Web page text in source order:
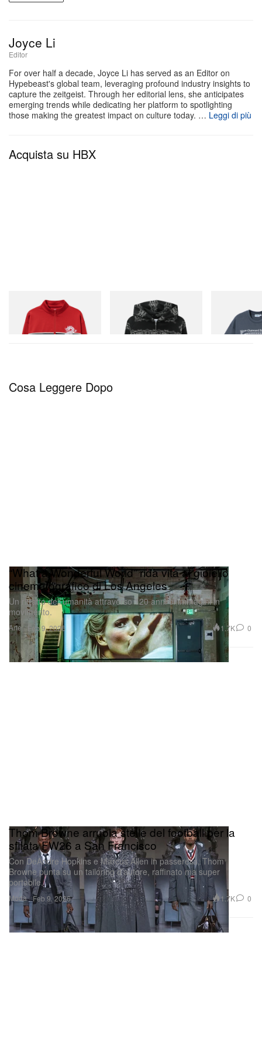
e una profondità uniche al design iconico della
collezione. Il verde vibrante della malachite, con le
sue venature e striature naturali, crea un contrasto
visivo deciso con le linee nette e geometriche della
cassa in oro giallo, trasformando il pezzo in
misurazione del tempo. Questo specifico modello
Joyce Li
Editor
For over half a decade, Joyce Li has served as an Editor on
Hypebeast's global team, leveraging profound industry insights to
capture the zeitgeist. Through her editorial lens, she anticipates
emerging trends while dedicating her platform to spotlighting
those making the greatest impact on culture today. … Leggi di più
Acquista su HBX
Butter Goods
Dragon Tricot Jacket
Acquista ora
Butter Goods
Faded Waffle Zip-Thru Hood
Acquista ora
Outward
Acquista ora
Cosa Leggere Dopo
Arte
“What a Wonderful World” ridà vita al gioiello
cinematografico di Los Angeles
Un ritratto dell’umanità attraverso 120 anni di immagini in
movimento.
Feb 9, 2026 1.7K 0
Moda
Thom Browne arruola stelle del football per la
sfilata FW26 a San Francisco
Con DeAndre Hopkins e Marcus Allen in passerella, Thom
Browne punta su un tailoring d’autore, raffinato ma super
portabile.
Feb 9, 2026 1.7K 0